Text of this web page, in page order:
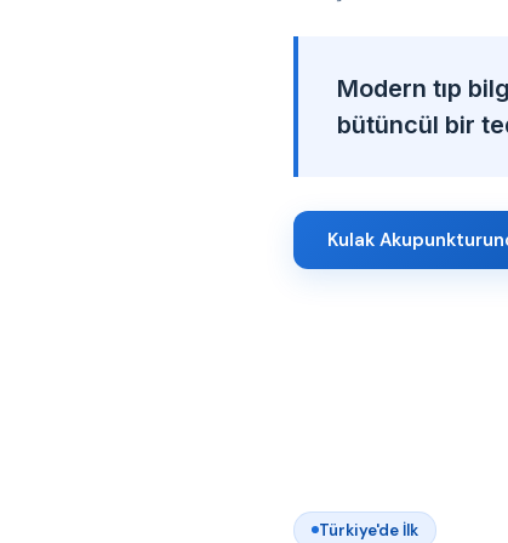
Modern tıp
bütüncül bir
Kulak
Türkiye'de İlk